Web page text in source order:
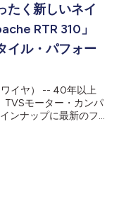
され、世界で最も魅
指しています。 ソ
億ポンド超の投資の
のTVSグループ内で
として進められてい
ングの言葉に頼るも
アリング、独自のデ
の立ち位置を形づくる
2021年に開設された
たく新しいネイ
RTR 310」
イル・パフォー
イヤ） -- 40年以上
TVSモーター・カンパ
ンナップに最新のフ
を魅了します。そし
界への入り口となっ
TVS Apache RTR